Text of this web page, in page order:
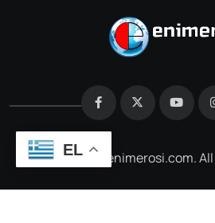
@2026 e-enimerosi.com.
EL